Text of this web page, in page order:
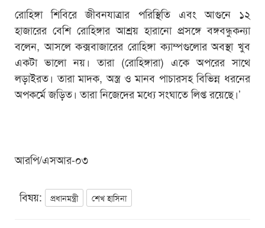
রোহিঙ্গা শিবিরে জীবনযাত্রার পরিস্থিতি এবং আগুনে ১২
হাজারের বেশি রোহিঙ্গার আশ্রয় হারানো প্রসঙ্গে বঙ্গবন্ধুকন্যা
বলেন, আসলে কক্সবাজারের রোহিঙ্গা ক্যাম্পগুলোর অবস্থা খুব
একটা ভালো নয়। তারা (রোহিঙ্গারা) একে অপরের সাথে
লড়াইরত। তারা মাদক, অস্ত্র ও মানব পাচারসহ বিভিন্ন ধরনের
অপকর্মে জড়িত। তারা নিজেদের মধ্যে সংঘাতে লিপ্ত রয়েছে।’
আরপি/এসআর-০৩
বিষয়: প্রধানমন্ত্রী শেখ হাসিনা